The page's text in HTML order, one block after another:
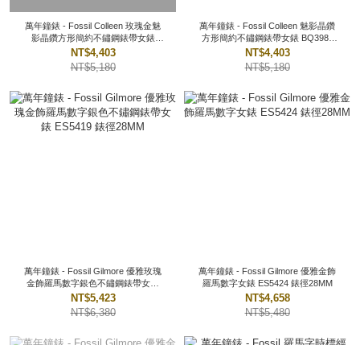
萬年鐘錶 - Fossil Colleen 玫瑰金魅
影晶鑽方形簡約不鏽鋼錶帶女錶
BQ3980 錶徑28MM
NT$4,403
NT$5,180
萬年鐘錶 - Fossil Colleen 魅影晶鑽
方形簡約不鏽鋼錶帶女錶 BQ3981
錶徑28MM
NT$4,403
NT$5,180
萬年鐘錶 - Fossil Gilmore 優雅玫瑰
金飾羅馬數字銀色不鏽鋼錶帶女錶
ES5419 錶徑28MM
NT$5,423
NT$6,380
萬年鐘錶 - Fossil Gilmore 優雅金飾
羅馬數字女錶 ES5424 錶徑28MM
NT$4,658
NT$5,480